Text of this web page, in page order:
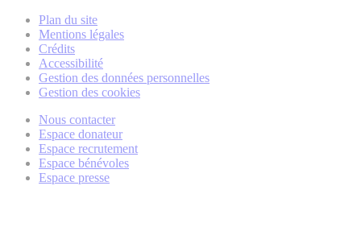
Plan du site
Mentions légales
Crédits
Accessibilité
Gestion des données personnelles
Gestion des cookies
Nous contacter
Espace donateur
Espace recrutement
Espace bénévoles
Espace presse